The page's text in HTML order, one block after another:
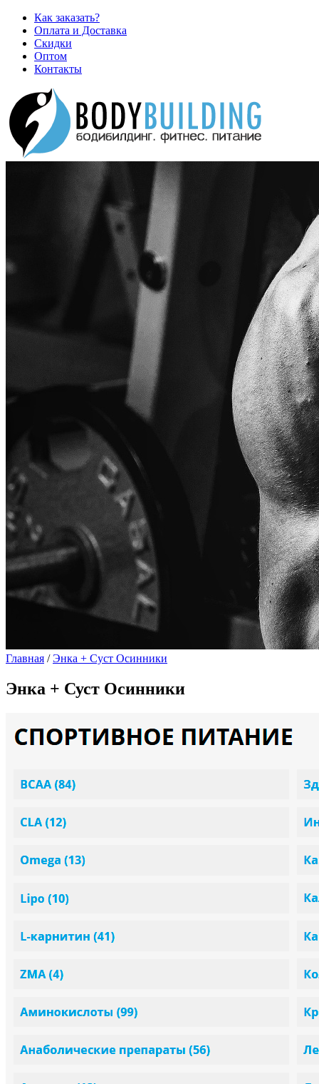
Как заказать?
Оплата и Доставка
Скидки
Оптом
Контакты
Главная /Энка + Суст Осинники
Энка + Суст Осинники